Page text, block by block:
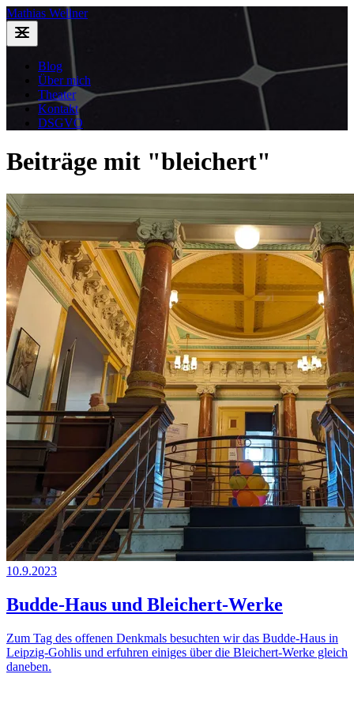
Mathias Wellner
Blog
Über mich
Theater
Kontakt
DSGVO
Beiträge mit "bleichert"
10.9.2023
Budde-Haus und Bleichert-Werke
Zum Tag des offenen Denkmals besuchten wir das Budde-Haus in
Leipzig-Gohlis und erfuhren einiges über die Bleichert-Werke gleich
daneben.